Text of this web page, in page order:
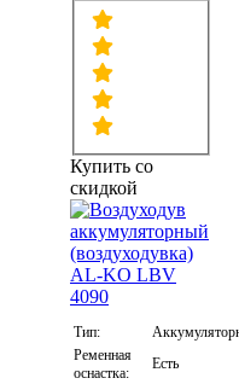
Купить со
скидкой
Тип:
Ременная
оснастка:
Есть